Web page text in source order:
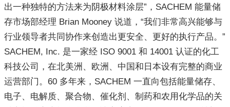
出一种独特的方法来为阴极材料涂层”，SACHEM 能量储
存市场部经理 Brian Mooney 说道，“我们非常高兴能够与
行业领导者共同协作来创造出更安全、更好的执行产品。”
SACHEM, Inc. 是一家经 ISO 9001 和 14001 认证的化工
科技公司，在北美洲、欧洲、中国和日本设有完整的商业
运营部门。60 多年来，SACHEM 一直向包括能量储存、
电子、电解质、聚合物、催化剂、制药和农用化学品的关